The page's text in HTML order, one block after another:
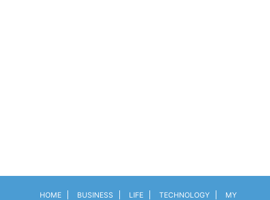
HOME BUSINESS LIFE TECHNOLOGY
MY